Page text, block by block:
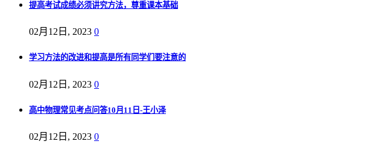
提高考试成绩必须讲究方法，尊重课本基础
02月12日, 2023 0
学习方法的改进和提高是所有同学们要注意的
02月12日, 2023 0
高中物理常见考点问答10月11日-王小泽
02月12日, 2023 0